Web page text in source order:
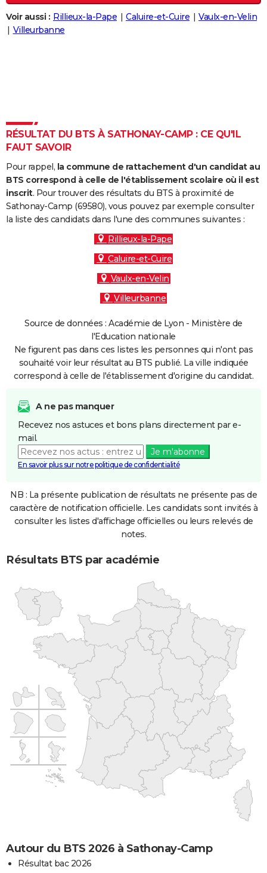
Destinations
City break
Voyage nature
Voyage de noces
Forum
Climat
+
PHOTO
Dictionnaire
Biographies
Citations
Expressions
Proverbes
PROGRAMME TV
S'inscrire
Se connecter
Lycées
Collèges
Primaires
Universités
Entreprises
Service militaire
Avis de recherche
AVIS DE DÉCÈS
FORUM
Voir aussi : Rillieux-la-Pape Caluire-et-Cuire
Vaulx-en-Velin
Villeurbanne
RÉSULTAT DU BTS À SATHONAY-CAMP : CE QU'IL
FAUT SAVOIR
Pour rappel, la commune de rattachement d'un candidat au
BTS correspond à celle de l'établissement scolaire où il est
inscrit. Pour trouver des résultats du BTS à proximité de
Sathonay-Camp (69580), vous pouvez par exemple consulter
la liste des candidats dans l'une des communes suivantes :
Rillieux-la-Pape
Caluire-et-Cuire
Vaulx-en-Velin
Villeurbanne
Source de données : Académie de Lyon - Ministère de
l'Education nationale
Ne figurent pas dans ces listes les personnes qui n'ont pas
souhaité voir leur résultat au BTS publié. La ville indiquée
correspond à celle de l'établissement d'origine du candidat.
A ne pas manquer
Recevez nos astuces et bons plans directement par e-
mail.
Je m'abonne
En savoir plus sur notre politique de confidentialité
NB : La présente publication de résultats ne présente pas de
caractère de notification officielle. Les candidats sont invités à
consulter les listes d'affichage officielles ou leurs relevés de
notes.
Résultats BTS par académie
Autour du BTS 2026 à Sathonay-Camp
Résultat bac 2026